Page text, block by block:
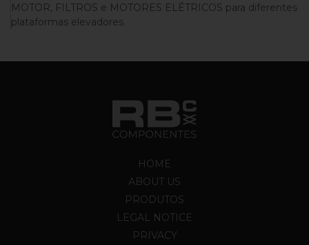
MOTOR, FILTROS e MOTORES ELÉTRICOS para diferentes
plataformas elevadores.
HOME
ABOUT US
PRODUTOS
LEGAL NOTICE
PRIVACY